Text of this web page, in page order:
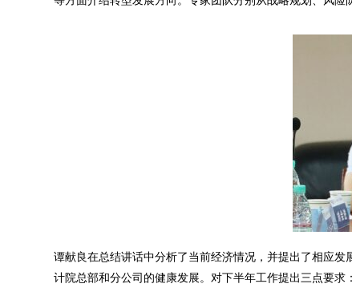
谭献良在总结讲话中分析了当前经济情况，并提出了相应
计院总部和分公司的健康发展。对下半年工作提出三点要求：